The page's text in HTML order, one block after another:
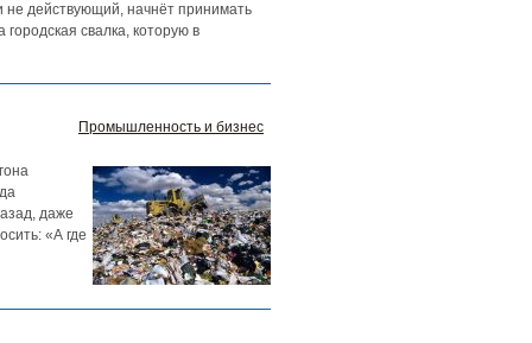
не действующий, начнёт принимать
свалка, которую в
Промышленность и бизнес
даже
«А где